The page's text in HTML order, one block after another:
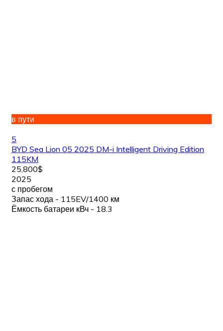
в пути
5
BYD Sea Lion 05 2025 DM-i Intelligent Driving Edition
115KM
25,800$
2025
с пробегом
Запас хода - 115EV/1400 км
Ёмкость батареи кВч - 18.3